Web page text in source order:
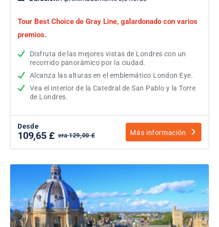
Tour Best Choice de Gray Line, galardonado con varios
premios.
Disfruta de las mejores vistas de Londres con un
recorrido panorámico por la ciudad.
Alcanza las alturas en el emblemático London Eye.
Vea el interior de la Catedral de San Pablo y la Torre
de Londres.
Desde
109,65 £ era 129,00 £ Más información